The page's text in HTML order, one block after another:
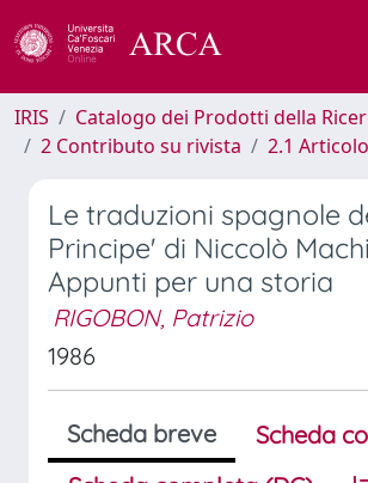
IRIS
Catalogo dei Prodotti della
2 Contributo su rivista
2.1
Le traduzioni spagnole
Principe' di Niccolò
Appunti per una storia
RIGOBON, Patrizio
1986
Scheda breve
Scheda